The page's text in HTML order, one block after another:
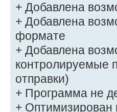
+ Добавлена
+ Добавлена
формате
+ Добавлена
контролируемые
отправки)
+ Программа не
+ Оптимизирован